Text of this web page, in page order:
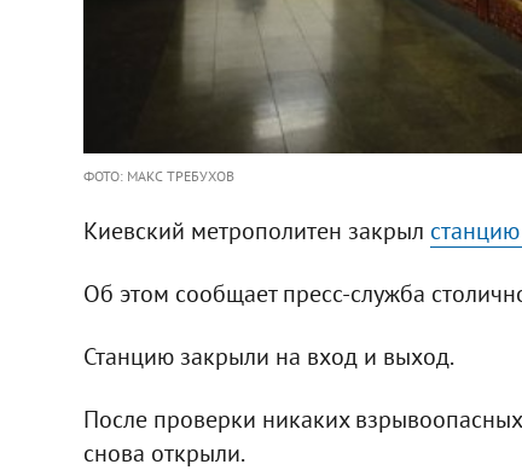
ФОТО: МАКС ТРЕБУХОВ
Киевский метрополитен закрыл
Об этом сообщает пресс-служба
Станцию закрыли на вход и выход.
После проверки никаких
снова открыли.